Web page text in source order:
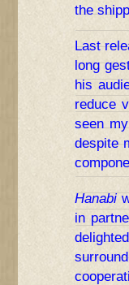
the
Last
long
his
reduce
seen
despite
Hanabi
in